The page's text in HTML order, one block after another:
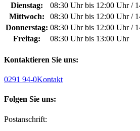
Dienstag:
08:30 Uhr bis 12:00 Uhr /
Mittwoch:
08:30 Uhr bis 12:00 Uhr /
Donnerstag: 08:30 Uhr bis 12:00 Uhr /
Freitag:
08:30 Uhr bis 13:00 Uhr
Kontaktieren Sie uns:
0291 94-0Kontakt
Folgen Sie uns:
Postanschrift: